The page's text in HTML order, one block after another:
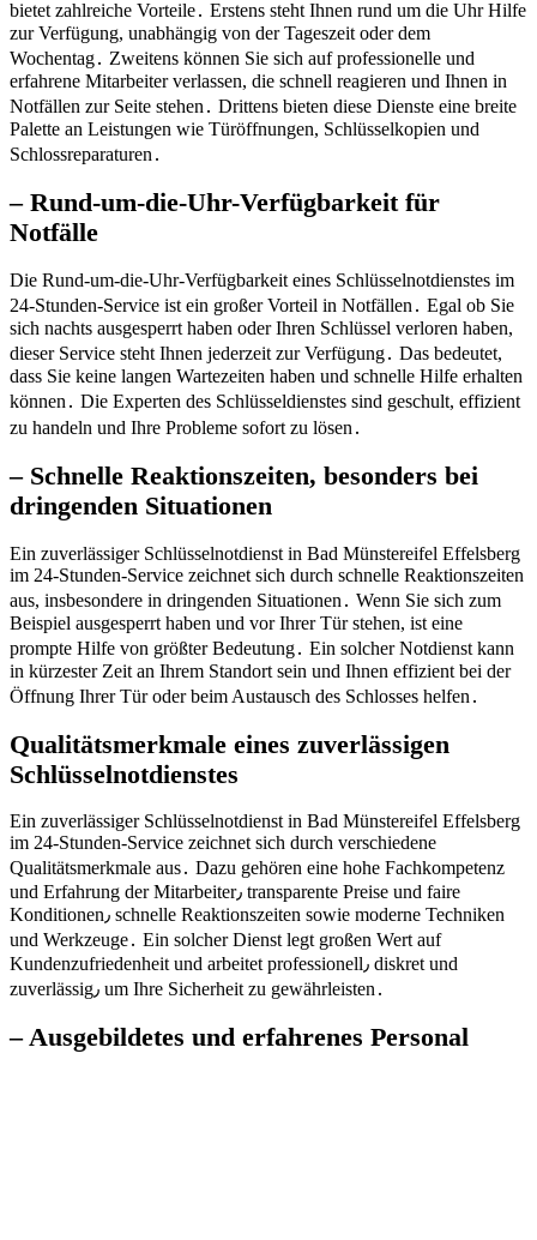
bietet zahlreiche Vorteile․ Erstens steht Ihnen rund um die Uhr Hilfe
zur Verfügung, unabhängig von der Tageszeit oder dem
Wochentag․ Zweitens können Sie sich auf professionelle und
erfahrene Mitarbeiter verlassen, die schnell reagieren und Ihnen in
Notfällen zur Seite stehen․ Drittens bieten diese Dienste eine breite
Palette an Leistungen wie Türöffnungen, Schlüsselkopien und
Schlossreparaturen․
– Rund-um-die-Uhr-Verfügbarkeit für
Notfälle
Die Rund-um-die-Uhr-Verfügbarkeit eines Schlüsselnotdienstes im
24-Stunden-Service ist ein großer Vorteil in Notfällen․ Egal ob Sie
sich nachts ausgesperrt haben oder Ihren Schlüssel verloren haben,
dieser Service steht Ihnen jederzeit zur Verfügung․ Das bedeutet,
dass Sie keine langen Wartezeiten haben und schnelle Hilfe erhalten
können․ Die Experten des Schlüsseldienstes sind geschult, effizient
zu handeln und Ihre Probleme sofort zu lösen․
– Schnelle Reaktionszeiten, besonders bei
dringenden Situationen
Ein zuverlässiger Schlüsselnotdienst in Bad Münstereifel Effelsberg
im 24-Stunden-Service zeichnet sich durch schnelle Reaktionszeiten
aus, insbesondere in dringenden Situationen․ Wenn Sie sich zum
Beispiel ausgesperrt haben und vor Ihrer Tür stehen, ist eine
prompte Hilfe von größter Bedeutung․ Ein solcher Notdienst kann
in kürzester Zeit an Ihrem Standort sein und Ihnen effizient bei der
Öffnung Ihrer Tür oder beim Austausch des Schlosses helfen․
Qualitätsmerkmale eines zuverlässigen
Schlüsselnotdienstes
Ein zuverlässiger Schlüsselnotdienst in Bad Münstereifel Effelsberg
im 24-Stunden-Service zeichnet sich durch verschiedene
Qualitätsmerkmale aus․ Dazu gehören eine hohe Fachkompetenz
und Erfahrung der Mitarbeiter٫ transparente Preise und faire
Konditionen٫ schnelle Reaktionszeiten sowie moderne Techniken
und Werkzeuge․ Ein solcher Dienst legt großen Wert auf
Kundenzufriedenheit und arbeitet professionell٫ diskret und
zuverlässig٫ um Ihre Sicherheit zu gewährleisten․
– Ausgebildetes und erfahrenes Personal